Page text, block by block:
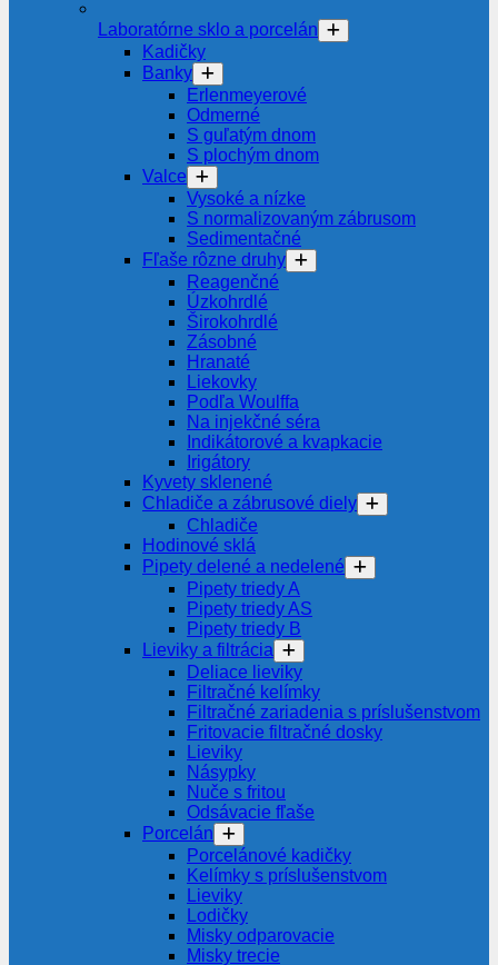
Laboratórne sklo a porcelán
Kadičky
Banky
Erlenmeyerové
Odmerné
S guľatým dnom
S plochým dnom
Valce
Vysoké a nízke
S normalizovaným zábrusom
Sedimentačné
Fľaše rôzne druhy
Reagenčné
Úzkohrdlé
Širokohrdlé
Zásobné
Hranaté
Liekovky
Podľa Woulffa
Na injekčné séra
Indikátorové a kvapkacie
Irigátory
Kyvety sklenené
Chladiče a zábrusové diely
Chladiče
Hodinové sklá
Pipety delené a nedelené
Pipety triedy A
Pipety triedy AS
Pipety triedy B
Lieviky a filtrácia
Deliace lieviky
Filtračné kelímky
Filtračné zariadenia s príslušenstvom
Fritovacie filtračné dosky
Lieviky
Násypky
Nuče s fritou
Odsávacie fľaše
Porcelán
Porcelánové kadičky
Kelímky s príslušenstvom
Lieviky
Lodičky
Misky odparovacie
Misky trecie